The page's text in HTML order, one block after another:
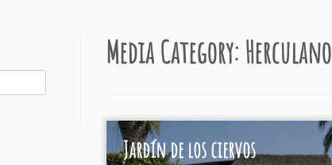
Media Category: Herculano
Jardín de los ciervos